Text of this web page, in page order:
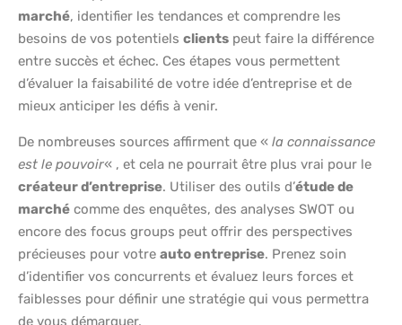
marché, identifier les tendances et comprendre les
besoins de vos potentiels clients peut faire la différence
entre succès et échec. Ces étapes vous permettent
d’évaluer la faisabilité de votre idée d’entreprise et de
mieux anticiper les défis à venir.
De nombreuses sources affirment que « la connaissance
est le pouvoir« , et cela ne pourrait être plus vrai pour le
créateur d’entreprise. Utiliser des outils d’étude de
marché comme des enquêtes, des analyses SWOT ou
encore des focus groups peut offrir des perspectives
précieuses pour votre auto entreprise. Prenez soin
d’identifier vos concurrents et évaluez leurs forces et
faiblesses pour définir une stratégie qui vous permettra
de vous démarquer.